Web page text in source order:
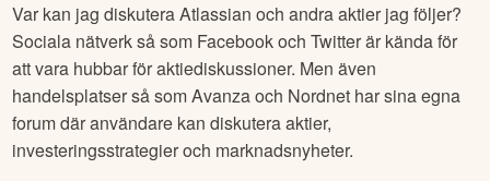
Var kan jag diskuteraAtlassian och andra aktier jag följer?
Sociala nätverk så som Facebook och Twitter är kända för
att vara hubbar för aktiediskussioner. Men även
handelsplatser så som Avanza och Nordnet har sina egna
forum där användare kan diskutera aktier,
investeringsstrategier och marknadsnyheter.